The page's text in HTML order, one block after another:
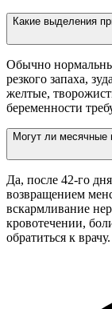
Какие выделения
Обычно
резкого запаха,
желтые,
беременности
Могут ли месячные
Да, после 42-го
возвращением
вскармливание
кровотечении,
обратиться к врачу.